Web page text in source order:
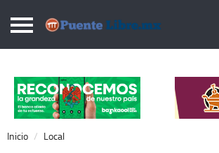
Puentelibre.mx
Local
Nacional
Opinión
Inicio Local